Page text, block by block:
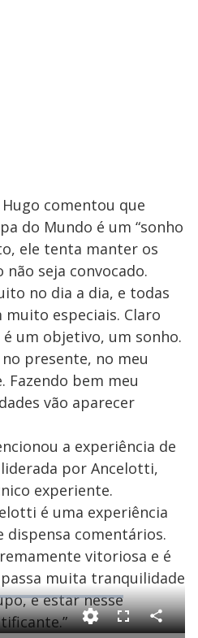
Hugo comentou que
do Mundo é um “sonho
ele tenta manter os
não seja convocado.
no dia a dia, e todas
muito especiais. Claro
um objetivo, um sonho.
presente, no meu
Fazendo bem meu
vão aparecer
a experiência de
por Ancelotti,
experiente.
é uma experiência
dispensa comentários.
vitoriosa e é
muita tranquilidade
e estar nesse
F C
o